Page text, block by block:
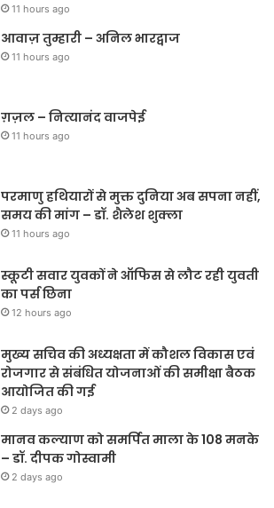
11 hours ago
आवाज़ तुम्हारी – अनिल भारद्वाज
11 hours ago
ग़ज़ल – नित्यानंद वाजपेई
11 hours ago
परमाणु हथियारों से मुक्त दुनिया अब सपना नहीं,
समय की मांग – डॉ. शैलेश शुक्ला
11 hours ago
स्कूटी सवार युवकों ने ऑफिस से लौट रही युवती
का पर्स छिना
12 hours ago
मुख्य सचिव की अध्यक्षता में कौशल विकास एवं
रोजगार से संबंधित योजनाओं की समीक्षा बैठक
आयोजित की गई
2 days ago
मानव कल्याण को समर्पित माला के 108 मनके
– डॉ. दीपक गोस्वामी
2 days ago